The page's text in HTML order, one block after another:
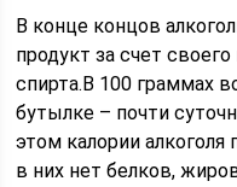
В конце концов
продукт за счет
спирта.В 100 граммах
бутылке – почти
этом калории
в них нет белков,